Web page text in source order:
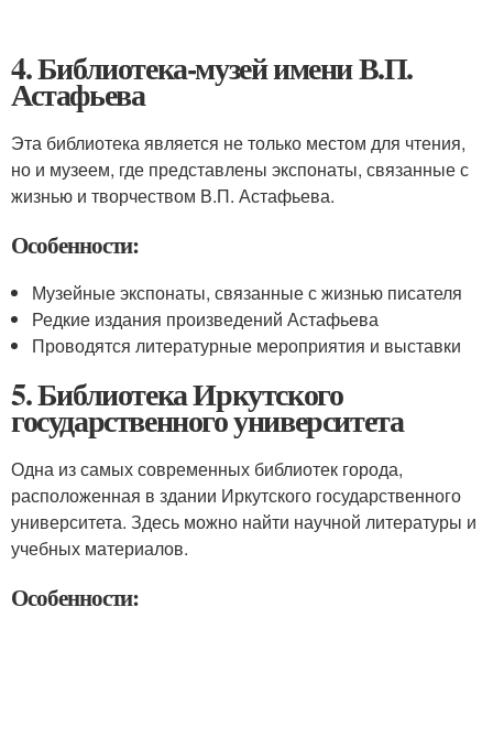
4. Библиотека-музей имени В.П.
Астафьева
Эта библиотека является не только местом для чтения,
но и музеем, где представлены экспонаты, связанные с
жизнью и творчеством В.П. Астафьева.
Особенности:
Музейные экспонаты, связанные с жизнью писателя
Редкие издания произведений Астафьева
Проводятся литературные мероприятия и выставки
5. Библиотека Иркутского
государственного университета
Одна из самых современных библиотек города,
расположенная в здании Иркутского государственного
университета. Здесь можно найти научной литературы и
учебных материалов.
Особенности: